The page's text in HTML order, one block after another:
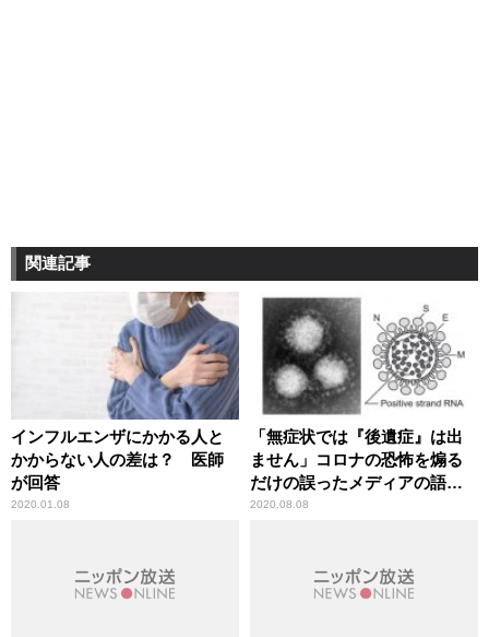
関連記事
インフルエンザにかかる人と
かからない人の差は？ 医師
が回答
2020.01.08
「無症状では『後遺症』は出
ません」コロナの恐怖を煽る
だけの誤ったメディアの語法
に辛坊治郎が異議
2020.08.08